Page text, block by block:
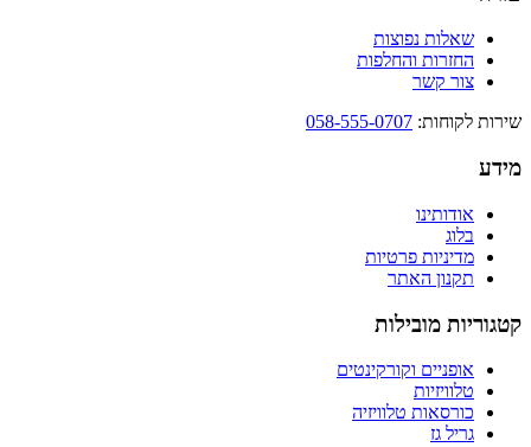
שאלות נפוצות
החזרות והחלפות
צור קשר
שירות לקוחות:
058-555-0707
מידע
אודותינו
בלוג
מדיניות פרטיות
תקנון האתר
קטגוריות מובילות
אופניים וקורקינטים
טלוויזיות
כורסאות טלוויזיה
גריל גז